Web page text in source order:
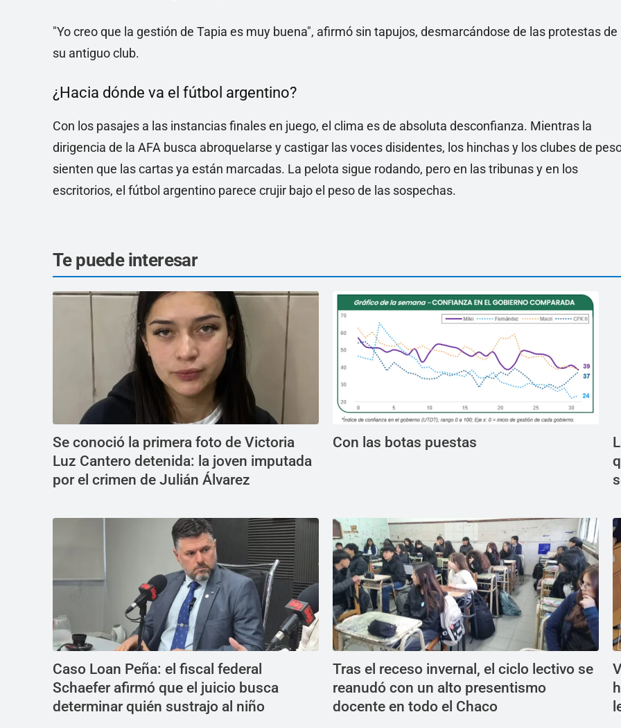
"Yo creo que la gestión de Tapia es muy buena", afirmó sin tapujos, desmarcándose de las protestas de
su antiguo club.
¿Hacia dónde va el fútbol argentino?
Con los pasajes a las instancias finales en juego, el clima es de absoluta desconfianza. Mientras la
dirigencia de la AFA busca abroquelarse y castigar las voces disidentes, los hinchas y los clubes de
sienten que las cartas ya están marcadas. La pelota sigue rodando, pero en las tribunas y en los
escritorios, el fútbol argentino parece crujir bajo el peso de las sospechas.
Te puede interesar
Se conoció la primera foto de Victoria
Luz Cantero detenida: la joven imputada
por el crimen de Julián Álvarez
Con las botas puestas
Caso Loan Peña: el fiscal federal
Schaefer afirmó que el juicio busca
determinar quién sustrajo al niño
Tras el receso invernal, el ciclo lectivo se
reanudó con un alto presentismo
docente en todo el Chaco